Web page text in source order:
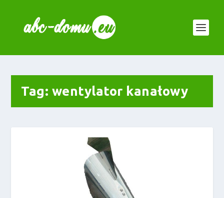
Tag: wentylator kanałowy